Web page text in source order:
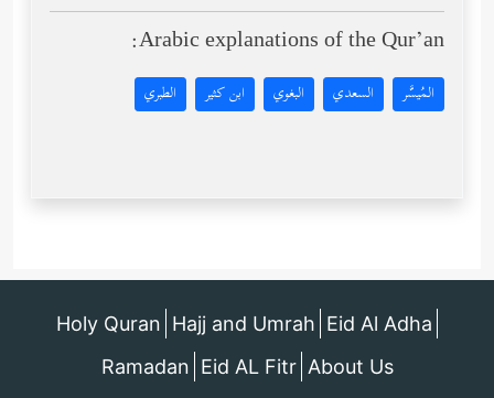
Arabic explanations of the Qur’an:
المُيسَّر السعدي البغوي ابن كثير الطبري
Holy Quran Hajj and Umrah Eid Al Adha
Ramadan Eid AL Fitr About Us